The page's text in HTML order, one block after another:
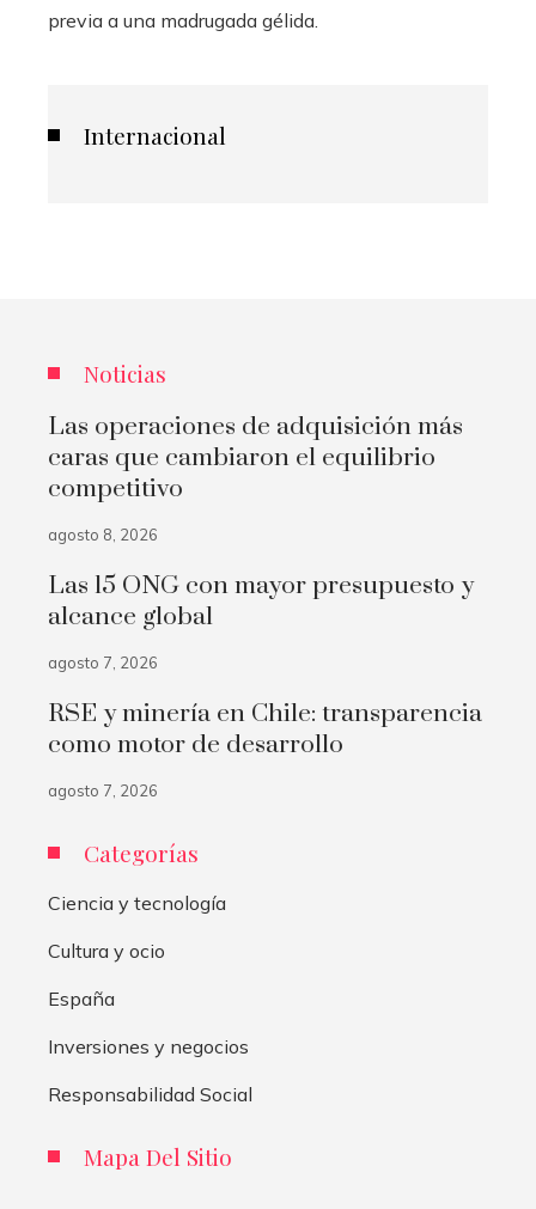
previa a una madrugada gélida.
Internacional
Noticias
Las operaciones de adquisición más
caras que cambiaron el equilibrio
competitivo
agosto 8, 2026
Las 15 ONG con mayor presupuesto y
alcance global
agosto 7, 2026
RSE y minería en Chile: transparencia
como motor de desarrollo
agosto 7, 2026
Categorías
Ciencia y tecnología
Cultura y ocio
España
Inversiones y negocios
Responsabilidad Social
Mapa Del Sitio